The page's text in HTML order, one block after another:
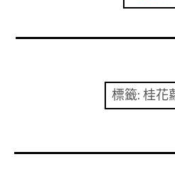
秘魯旅遊
標籤: 桂花